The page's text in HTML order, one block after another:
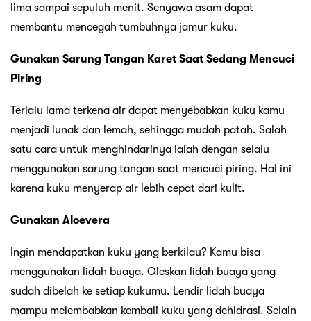
lima sampai sepuluh menit. Senyawa asam dapat
membantu mencegah tumbuhnya jamur kuku.
Gunakan Sarung Tangan Karet Saat Sedang Mencuci
Piring
Terlalu lama terkena air dapat menyebabkan kuku kamu
menjadi lunak dan lemah, sehingga mudah patah. Salah
satu cara untuk menghindarinya ialah dengan selalu
menggunakan sarung tangan saat mencuci piring. Hal ini
karena kuku menyerap air lebih cepat dari kulit.
Gunakan Aloevera
Ingin mendapatkan kuku yang berkilau? Kamu bisa
menggunakan lidah buaya. Oleskan lidah buaya yang
sudah dibelah ke setiap kukumu. Lendir lidah buaya
mampu melembabkan kembali kuku yang dehidrasi. Selain